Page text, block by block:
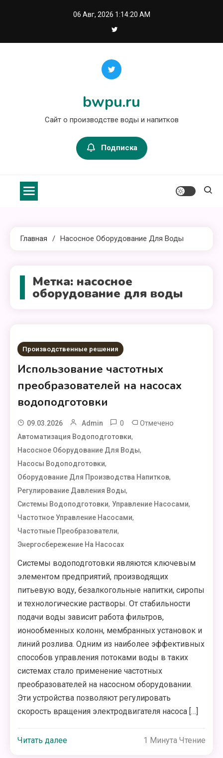
06 Авг, 2026 1:14:20 AM
bwpu.ru
Сайт о производстве воды и напитков
Подписка
Главная Насосное Оборудование Для Воды
Метка: насосное
оборудование для воды
Производственные решения
Использование частотных
преобразователей на насосах
водоподготовки
09.03.2026 Admin 0 Отмечено
Автоматизация Водоподготовки,
Насосное Оборудование Для Воды,
Насосы Водоподготовки,
Оборудование Для Производства Напитков,
Регулирование Давления Воды,
Системы Водоподготовки,Управление Насосами,
Частотное Управление Насосами,
Частотные Преобразователи,
Энергосбережение На Насосах
Системы водоподготовки являются ключевым
элементом предприятий, производящих
питьевую воду, безалкогольные напитки, сиропы
и технологические растворы. От стабильности
подачи воды зависит работа фильтров,
ионообменных колонн, мембранных установок и
линий розлива. Одним из наиболее эффективных
способов управления потоками воды в таких
системах стало применение частотных
преобразователей на насосном оборудовании.
Эти устройства позволяют регулировать
скорость вращения электродвигателя насоса […]
Читать далее 1 Минута Чтение